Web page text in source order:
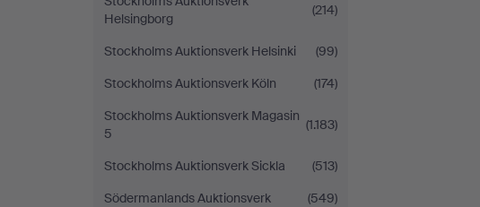
Helsingborg
(214)
Stockholms Auktionsverk Helsinki
(99)
Stockholms Auktionsverk Köln
(174)
Stockholms Auktionsverk Magasin
5
(1.183)
Stockholms Auktionsverk Sickla
(513)
Södermanlands Auktionsverk
(549)